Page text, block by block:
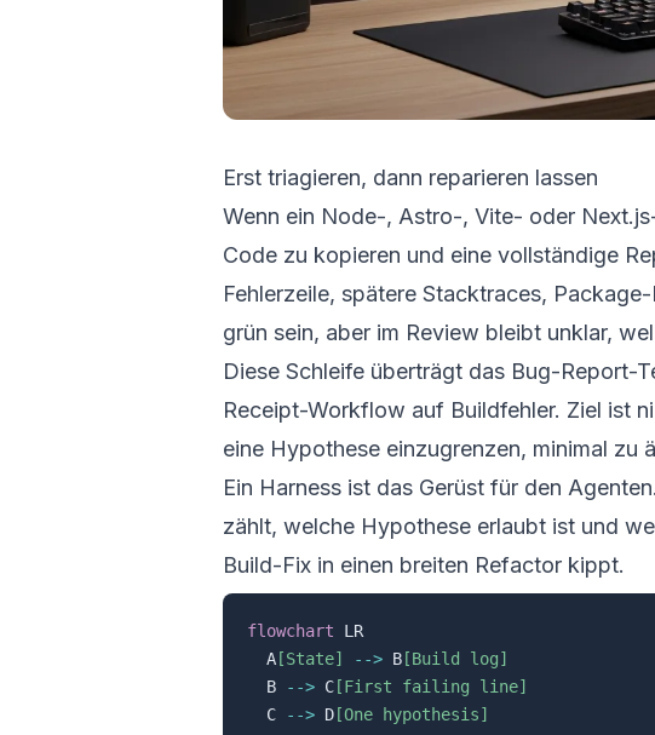
Erst triagieren, dann reparieren lassen
Wenn ein Node-, Astro-, Vite- oder
Code zu kopieren und eine vollständige
Fehlerzeile, spätere Stacktraces,
grün sein, aber im Review bleibt unklar,
Diese Schleife überträgt das Bug-Report-
Receipt-Workflow auf Buildfehler. Ziel ist
eine Hypothese einzugrenzen, minimal zu
Ein Harness ist das Gerüst für den
zählt, welche Hypothese erlaubt ist und
Build-Fix in einen breiten Refactor kippt.
flowchart LR
  A
[State] --> B [Build log]
  B
--> C [First failing line]
  C
--> D [One hypothesis]